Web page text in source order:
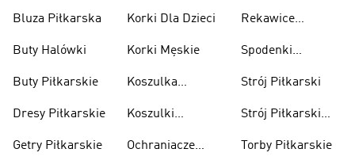
Bluza Piłkarska
Buty Halówki
Buty Piłkarskie
Dresy Piłkarskie
Getry Piłkarskie
Korki Dla Dzieci
Korki Męskie
Koszulka
Koszulki
Dzieci
Ochraniacze
Rekawice
Spodenki
Strój Piłkarski
Strój Piłkarski
Torby Piłkarskie